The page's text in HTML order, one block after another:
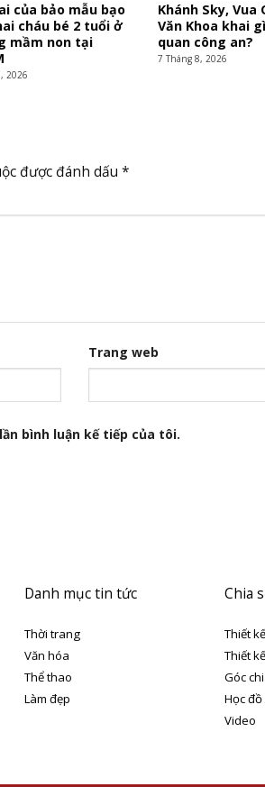
của bảo mẫu bạo
cháu bé 2 tuổi ở
mầm non tại
2026
Khánh Sky, Vua
Văn Khoa khai
quan công an?
7 Tháng 8, 2026
được đánh dấu *
Trang web
bình luận kế tiếp của tôi.
Danh mục tin tức
Thời trang
Văn hóa
Thể thao
Làm đẹp
Chia
Thiết
Thiết
Góc
Học
Video